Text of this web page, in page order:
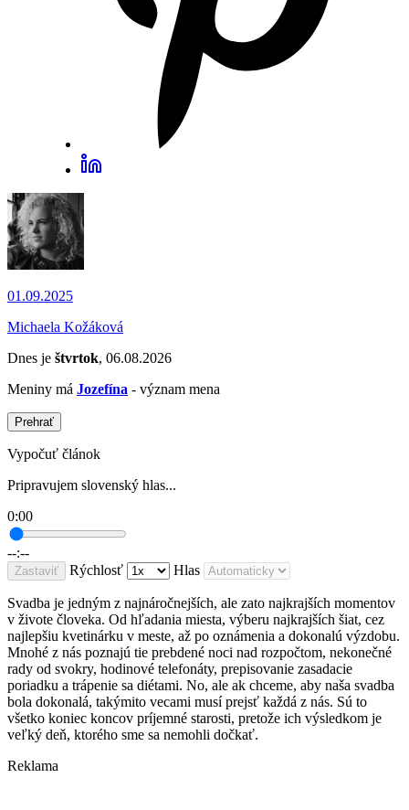
01.09.2025
Michaela Kožáková
Dnes je štvrtok, 06.08.2026
Meniny má Jozefína - význam mena
Prehrať
Vypočuť článok
Pripravujem slovenský hlas...
0:00
--:--
Zastaviť Rýchlosť Hlas
Svadba je jedným z najnáročnejších, ale zato najkrajších momentov
v živote človeka. Od hľadania miesta, výberu najkrajších šiat, cez
najlepšiu kvetinárku v meste, až po oznámenia a dokonalú výzdobu.
Mnohé z nás poznajú tie prebdené noci nad rozpočtom, nekonečné
rady od svokry, hodinové telefonáty, prepisovanie zasadacie
poriadku a trápenie sa diétami. No, ale ak chceme, aby naša svadba
bola dokonalá, takýmito vecami musí prejsť každá z nás. Sú to
všetko koniec koncov príjemné starosti, pretože ich výsledkom je
veľký deň, ktorého sme sa nemohli dočkať.
Reklama